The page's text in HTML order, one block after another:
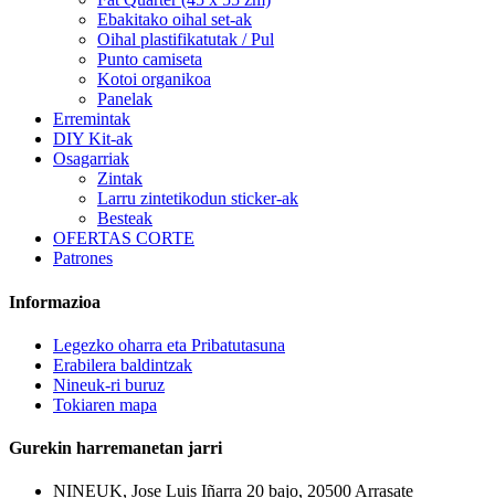
Ebakitako oihal set-ak
Oihal plastifikatutak / Pul
Punto camiseta
Kotoi organikoa
Panelak
Erremintak
DIY Kit-ak
Osagarriak
Zintak
Larru zintetikodun sticker-ak
Besteak
OFERTAS CORTE
Patrones
Informazioa
Legezko oharra eta Pribatutasuna
Erabilera baldintzak
Nineuk-ri buruz
Tokiaren mapa
Gurekin harremanetan jarri
NINEUK, Jose Luis Iñarra 20 bajo, 20500 Arrasate